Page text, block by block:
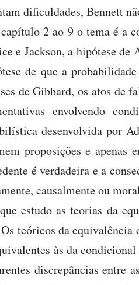
dificuldades, Bennett
2 ao 9 o tema é a
e Jackson, a hipótese de
de que a
de Gibbard, os atos de
envolvendo
desenvolvida por
proposições e apenas
é verdadeira e a
causalmente ou
estudo as teorias da
teóricos da equivalência
às da
discrepâncias entre